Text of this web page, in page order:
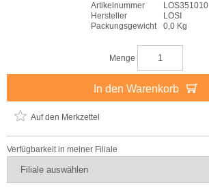
Artikelnummer
LOS351010
Hersteller
LOSI
Packungsgewicht
0,0 Kg
Menge
In den Warenkorb
Auf den Merkzettel
Verfügbarkeit in meiner Filiale